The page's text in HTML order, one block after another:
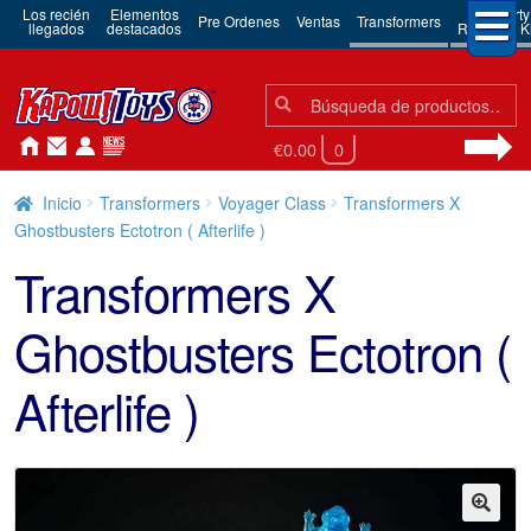
Los recién
llegados
Elementos
destacados Pre Ordenes Ventas Transformers 3rd Party
Robots &
Búsqueda:
Búsqueda
€0.00 0
Inicio Transformers Voyager Class
Transformers X
Ghostbusters Ectotron ( Afterlife )
Transformers X
Ghostbusters Ectotron (
Afterlife )